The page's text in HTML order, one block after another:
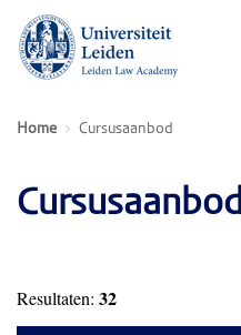
Home Cursusaanbod
Resultaten: 32